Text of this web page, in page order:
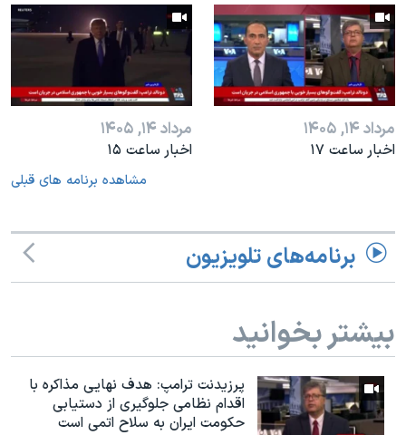
مرداد ۱۴, ۱۴۰۵
اخبار ساعت ۱۷
مرداد ۱۴, ۱۴۰۵
اخبار ساعت ۱۵
مشاهده برنامه های قبلی
برنامه‌های تلویزیون
بیشتر بخوانید
پرزیدنت ترامپ: هدف نهایی مذاکره با
اقدام نظامی جلوگیری از دستیابی
حکومت ایران به سلاح اتمی است